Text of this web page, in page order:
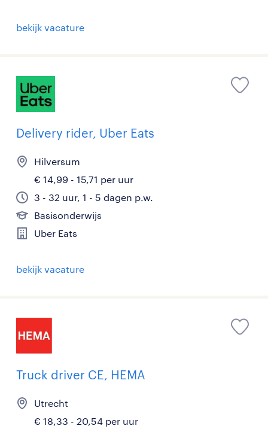
bekijk vacature
Delivery rider, Uber Eats
Hilversum
€ 14,99 - 15,71 per uur
3 - 32 uur, 1 - 5 dagen p.w.
Basisonderwijs
Uber Eats
bekijk vacature
Truck driver CE, HEMA
Utrecht
€ 18,33 - 20,54 per uur